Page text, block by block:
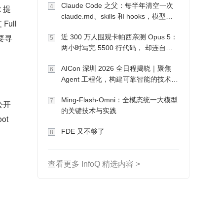
提
Full
寻
开
4
Claude Code 之父：每半年清空一次
claude.md、skills 和 hooks，模型自
5
近 300 万人围观卡帕西亲测 Opus 5：
两小时写完 5500 行代码， 却连自己
6
AICon 深圳 2026 全日程揭晓｜聚焦
Agent 工程化，构建可靠智能的技术路
7
Ming-Flash-Omni：全模态统一大模型
的关键技术与实践
8 FDE 又不够了
查看更多 InfoQ 精选内容 >